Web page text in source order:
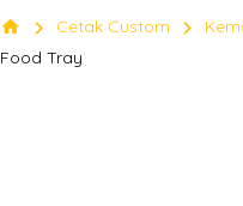
home chevron_right Cetak Custom chevron_right
Food Tray